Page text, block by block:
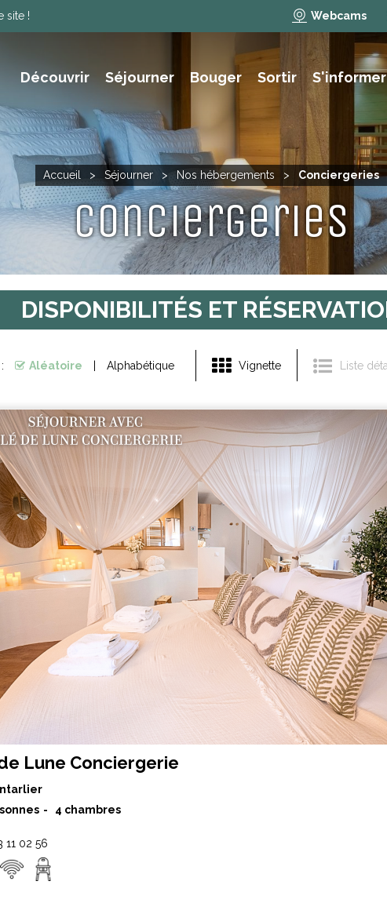
site ! Webcams
Découvrir Séjourner Bouger Sortir S'informer
Accueil > Séjourner > Nos hébergements > Conciergeries
Conciergeries
DISPONIBILITÉS ET
Vignette Liste
Aléatoire Alphabétique
Lune Conciergerie
4 chambres
11 02 56